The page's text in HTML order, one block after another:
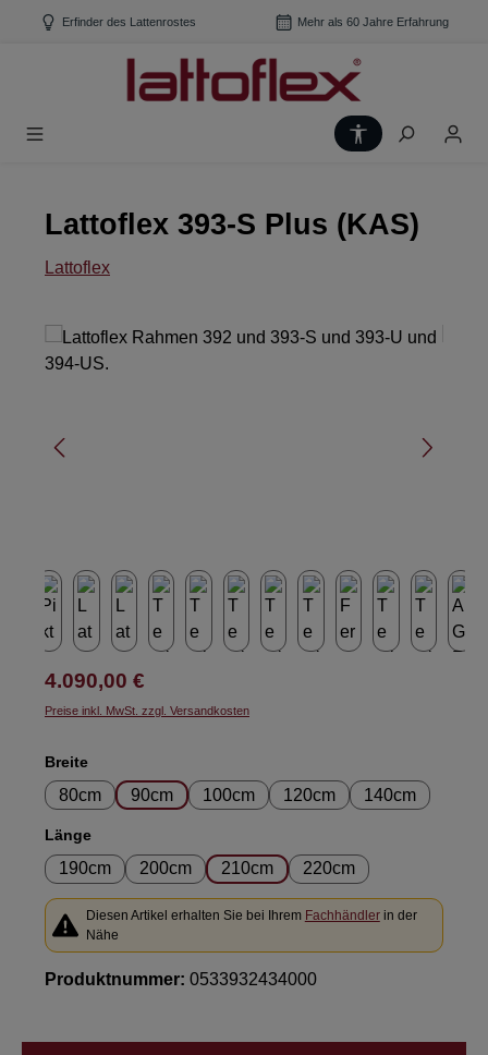
Zum Hauptinhalt springen
Erfinder des Lattenrostes Mehr als 60 Jahre Erfahrung
Lattoflex 393-S Plus (KAS)
Lattoflex
Bildergalerie überspringen
Regulärer Preis:
4.090,00 €
Preise inkl. MwSt. zzgl. Versandkosten
Breiteauswählen
80cm 90cm 100cm 120cm 140cm
Längeauswählen
190cm 200cm 210cm 220cm
Diesen Artikel erhalten Sie bei Ihrem Fachhändlerin der
Nähe
Produktnummer: 0533932434000